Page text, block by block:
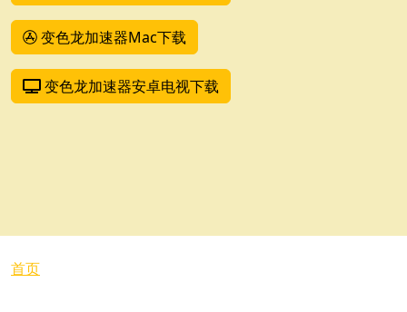
变色龙加速器Mac下载
变色龙加速器安卓电视下载
面包屑
首页